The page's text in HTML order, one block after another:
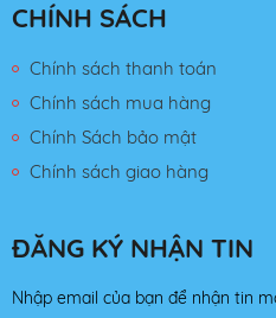
CHÍNH SÁCH
Chính sách thanh toán
Chính sách mua hàng
Chính Sách bảo mật
Chính sách giao hàng
ĐĂNG KÝ NHẬN TIN
Nhập email của bạn để nhận tin